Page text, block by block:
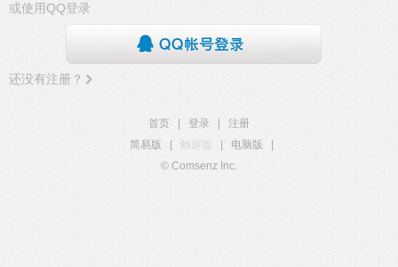
或使用QQ登录
还没有注册？
首页 登录
注册
简易版
触屏版 电脑版
© Comsenz Inc.